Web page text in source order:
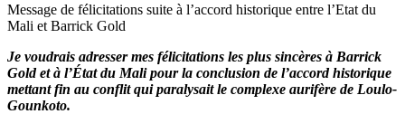
Message de félicitations suite à l’accord historique entre l’Etat du
Mali et Barrick Gold
Je voudrais adresser mes félicitations les plus sincères à Barrick
Gold et à l’État du Mali pour la conclusion de l’accord historique
mettant fin au conflit qui paralysait le complexe aurifère de Loulo-
Gounkoto.